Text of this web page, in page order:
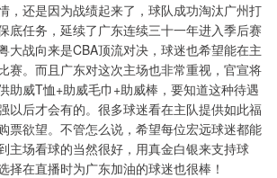
，还是因为战绩起来了，球队成功淘汰广州打
底任务，延续了广东连续三十一年进入季后赛
大战向来是CBA顶流对决，球迷也希望能在主
赛。而且广东对这次主场也非常重视，官宣将
助威T恤+助威毛巾+助威棒，要知道这种待遇
以后才会有的。很多球迷看在主队提供如此福
票欲望。不管怎么说，希望每位宏远球迷都能
主场看球的当然很好，用真金白银来支持球
择在直播时为广东加油的球迷也很棒！